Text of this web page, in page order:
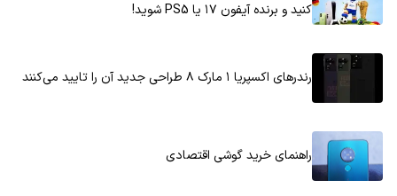
کنید و برنده آیفون ۱۷ یا PS5 شوید!
رندرهای اکسپریا ۱ مارک ۸ طراحی جدید آن را تایید می‌کنند
راهنمای خرید گوشی اقتصادی